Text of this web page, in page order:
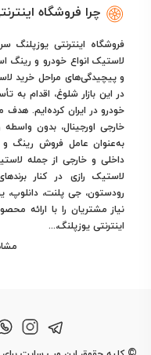
چرا فروشگاه
فروشگاه اینترنتی یوزپلنگ
لاستیک انواع خودرو و
و پیچیدگی‌های مراحل خرید
در این بازار شلوغ، اقدام
خودرو در ایران کرده‌ایم. هدف
خارجی اورجینال، بدون
به‌عنوان عامل فروش رینگ و
داخلی و خارجی از جمله لاستیک
لاستیک رازی در کنار
رودستون، جی پلنت، دانلوپ،
نیاز مشتریان را با ارائه
اینترنتی یوزپلنگ،...